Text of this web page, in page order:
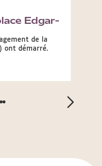
Edgar-
de la
ont démarré.